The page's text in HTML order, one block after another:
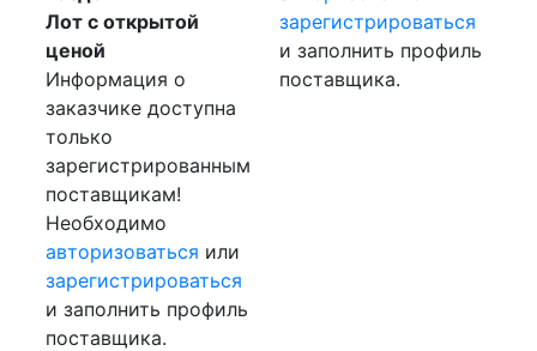
Лот с открытой
ценой
Информация о
заказчике доступна
только
зарегистрированным
поставщикам!
Необходимо
авторизоваться или
зарегистрироваться
и заполнить профиль
поставщика.
зарегистрироваться
и заполнить профиль
поставщика.